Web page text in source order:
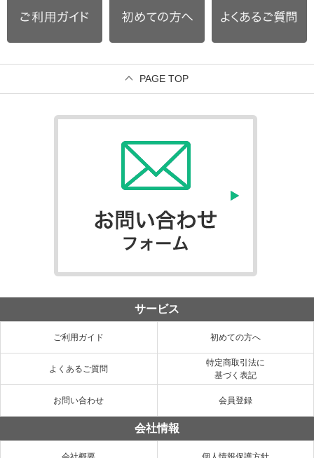
PAGE TOP
サービス
ご利用ガイド 初めての方へ
よくあるご質問
特定商取引法に
基づく表記
お問い合わせ 会員登録
会社情報